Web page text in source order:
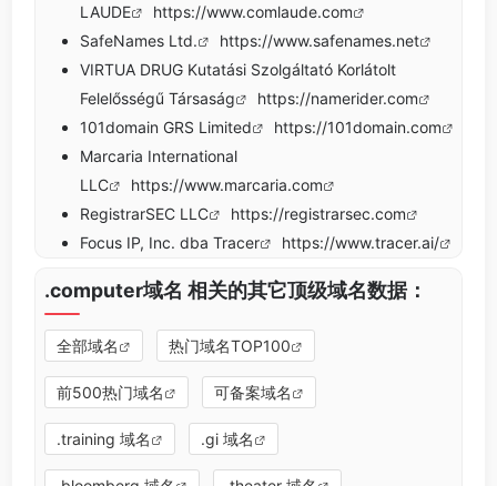
LAUDE
https://www.comlaude.com
SafeNames Ltd.
https://www.safenames.net
VIRTUA DRUG Kutatási Szolgáltató Korlátolt
Felelősségű Társaság
https://namerider.com
101domain GRS Limited
https://101domain.com
Marcaria International
LLC
https://www.marcaria.com
RegistrarSEC LLC
https://registrarsec.com
Focus IP, Inc. dba Tracer
https://www.tracer.ai/
.computer域名 相关的其它顶级域名数据：
全部域名 热门域名TOP100
前500热门域名 可备案域名
.training 域名 .gi 域名